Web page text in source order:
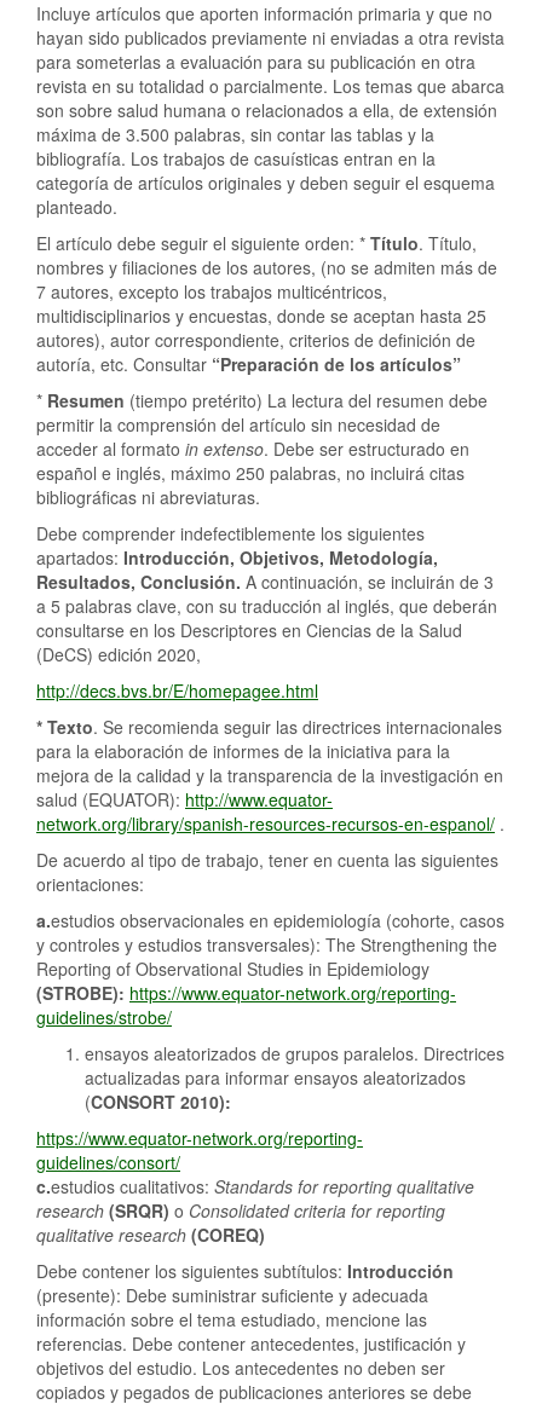
Incluye artículos que aporten información primaria y que no
hayan sido publicados previamente ni enviadas a otra revista
para someterlas a evaluación para su publicación en otra
revista en su totalidad o parcialmente. Los temas que abarca
son sobre salud humana o relacionados a ella, de extensión
máxima de 3.500 palabras, sin contar las tablas y la
bibliografía. Los trabajos de casuísticas entran en la
categoría de artículos originales y deben seguir el esquema
planteado.
El artículo debe seguir el siguiente orden: * Título. Título,
nombres y filiaciones de los autores, (no se admiten más de
7 autores, excepto los trabajos multicéntricos,
multidisciplinarios y encuestas, donde se aceptan hasta 25
autores), autor correspondiente, criterios de definición de
autoría, etc. Consultar “Preparación de los artículos”
* Resumen (tiempo pretérito) La lectura del resumen debe
permitir la comprensión del artículo sin necesidad de
acceder al formato in extenso. Debe ser estructurado en
español e inglés, máximo 250 palabras, no incluirá citas
bibliográficas ni abreviaturas.
Debe comprender indefectiblemente los siguientes
apartados: Introducción, Objetivos, Metodología,
Resultados, Conclusión. A continuación, se incluirán de 3
a 5 palabras clave, con su traducción al inglés, que deberán
consultarse en los Descriptores en Ciencias de la Salud
(DeCS) edición 2020,
http://decs.bvs.br/E/homepagee.html
* Texto. Se recomienda seguir las directrices internacionales
para la elaboración de informes de la iniciativa para la
mejora de la calidad y la transparencia de la investigación en
salud (EQUATOR): http://www.equator-
network.org/library/spanish-resources-recursos-en-espanol/ .
De acuerdo al tipo de trabajo, tener en cuenta las siguientes
orientaciones:
a.estudios observacionales en epidemiología (cohorte, casos
y controles y estudios transversales): The Strengthening the
Reporting of Observational Studies in Epidemiology
(STROBE): https://www.equator-network.org/reporting-
guidelines/strobe/
ensayos aleatorizados de grupos paralelos. Directrices
actualizadas para informar ensayos aleatorizados
(CONSORT 2010):
https://www.equator-network.org/reporting-
guidelines/consort/
c.estudios cualitativos: Standards for reporting qualitative
research (SRQR) o Consolidated criteria for reporting
qualitative research (COREQ)
Debe contener los siguientes subtítulos: Introducción
(presente): Debe suministrar suficiente y adecuada
información sobre el tema estudiado, mencione las
referencias. Debe contener antecedentes, justificación y
objetivos del estudio. Los antecedentes no deben ser
copiados y pegados de publicaciones anteriores se debe